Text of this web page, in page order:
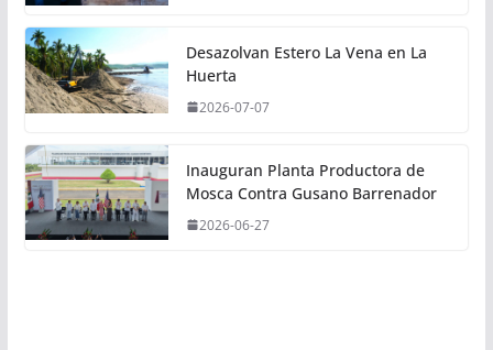
Desazolvan Estero La Vena en La
Huerta
2026-07-07
Inauguran Planta Productora de
Mosca Contra Gusano Barrenador
2026-06-27